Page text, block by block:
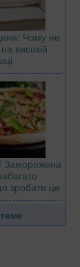
Чому не
високій
Заморожена
зробити це